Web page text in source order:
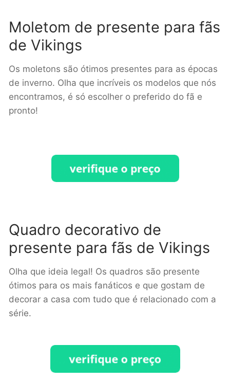
Moletom de presente para fãs
de Vikings
Os moletons são ótimos presentes para as épocas
de inverno. Olha que incríveis os modelos que nós
encontramos, é só escolher o preferido do fã e
pronto!
Quadro decorativo de
presente para fãs de Vikings
Olha que ideia legal! Os quadros são presente
ótimos para os mais fanáticos e que gostam de
decorar a casa com tudo que é relacionado com a
série.